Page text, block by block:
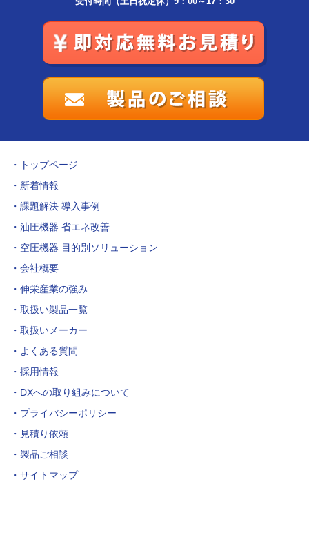
トップページ
新着情報
課題解決 導入事例
油圧機器 省エネ改善
空圧機器 目的別ソリューション
会社概要
伸栄産業の強み
取扱い製品一覧
取扱いメーカー
よくある質問
採用情報
DXへの取り組みについて
プライバシーポリシー
見積り依頼
製品ご相談
サイトマップ